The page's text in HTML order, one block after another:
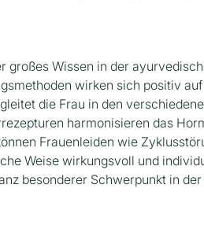
Wissen in der
wirken sich positiv
die Frau in den
harmonisieren das
Frauenleiden wie
Weise wirkungsvoll und
besonderer Schwerpunkt in